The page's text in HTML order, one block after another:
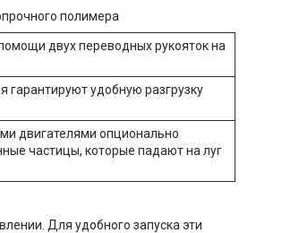
полимера
двух переводных рукояток на
удобную разгрузку
двигателями опционально
частицы, которые падают на луг
Для удобного запуска эти